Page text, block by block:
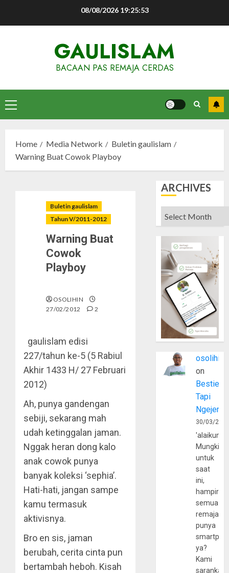
08/08/2026 19:25:54
GAULISLAM
BACAAN PAS REMAJA CERDAS
Primary
Menu
Home Media Network
Buletin gaulislam
Warning Buat Cowok Playboy
Buletin gaulislam
Tahun V/2011-2012
Warning Buat
Cowok
Playboy
OSOLIHIN
27/02/2012
2
gaulislam edisi
227/tahun ke-5 (5 Rabiul
Akhir 1433 H/ 27 Februari
2012)
Ah, punya gandengan
sebiji, sekarang mah
udah ketinggalan jaman.
Nggak heran dong kalo
anak cowok punya
banyak koleksi ‘sephia’.
Hati-hati, jangan sampe
kamu termasuk
aktivisnya.
Bro en sis, jaman
berubah, cerita cinta pun
bertambah heboh. Kisah
ARCHIVES
Archives
osolihin
on
Bestie
Tapi
30/03/
Mungkin
untuk
saat
ini,
hampir
semua
remaja
punya
ya?
Kami
sarankan,